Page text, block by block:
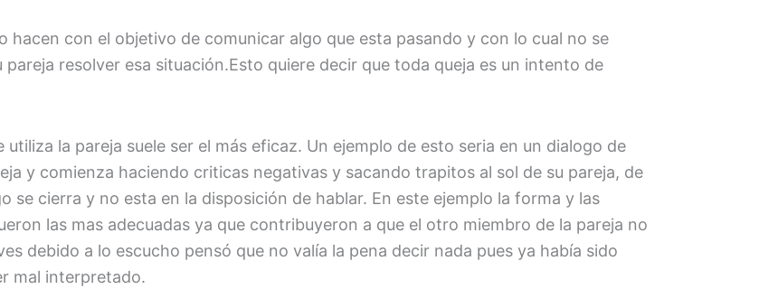
hacen con el objetivo de comunicar algo que esta pasando y con lo cual no se
resolver esa situación.Esto quiere decir que toda queja es un intento de
la pareja suele ser el más eficaz. Un ejemplo de esto seria en un dialogo de
y comienza haciendo criticas negativas y sacando trapitos al sol de su pareja, de
se cierra y no esta en la disposición de hablar. En este ejemplo la forma y las
las mas adecuadas ya que contribuyeron a que el otro miembro de la pareja no
debido a lo escucho pensó que no valía la pena decir nada pues ya había sido
mal interpretado.